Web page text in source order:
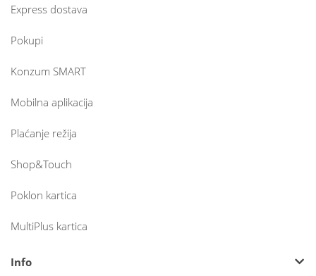
Express dostava
Pokupi
Konzum SMART
Mobilna aplikacija
Plaćanje režija
Shop&Touch
Poklon kartica
MultiPlus kartica
Info